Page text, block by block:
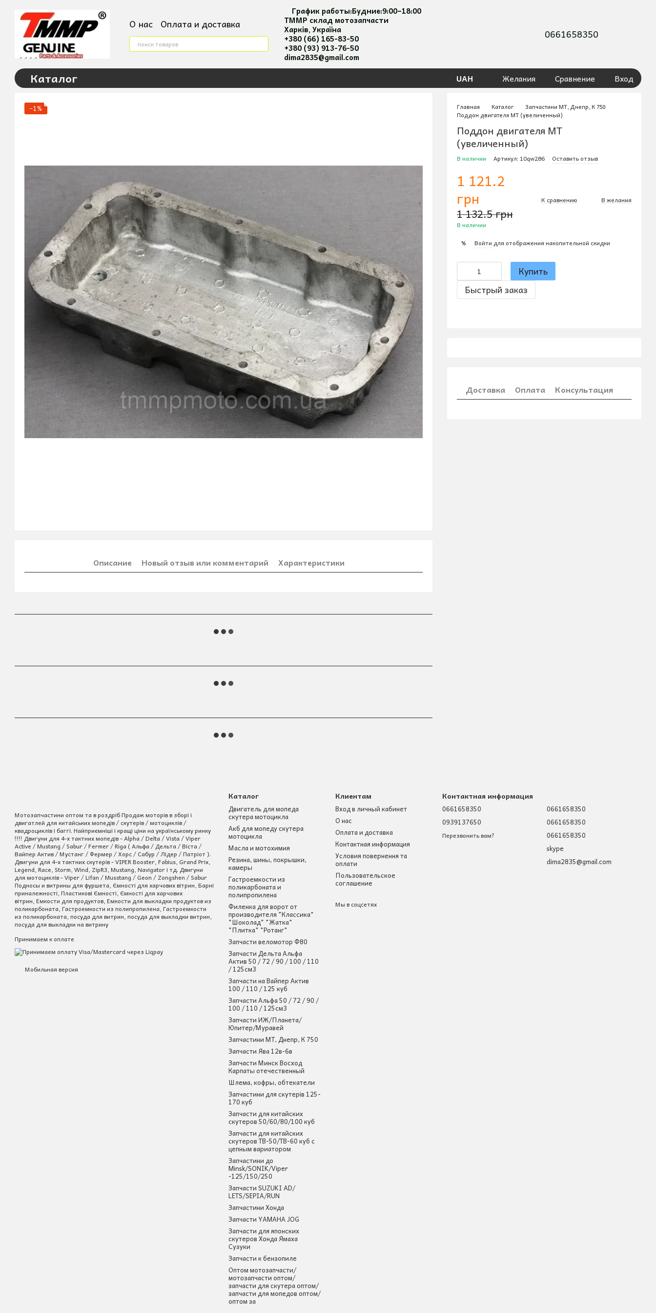
О нас Оплата и доставка
Контактная информация
Условия повернення та оплати
Пользовательское соглашение
График работы:Будние:9:00–18:00
ТММР склад мотозапчасти
Харків, Україна
+380 (66) 165-83-50
+380 (93) 913-76-50
dima2835@gmail.com
0661658350
Каталог UAH Желания Сравнение Вход
Главная Каталог
Запчастини МТ, Днепр, К 750
Поддон двигателя МТ (увеличенный)
Поддон двигателя МТ
(увеличенный)
В наличии Артикул: 10qw286 Оставить отзыв
1 121.2
грн
1 132.5 грн
В наличии
К сравнению В желания
% Войти для отображения накопительной скидки
Купить
Быстрый заказ
Доставка Оплата Консультация
−1%
Описание Новый отзыв или комментарий Характеристики
Мотозапчастини оптом та в роздріб Продаж моторів в зборі і
двигатлей для китайських мопедів / скутерів / мотоциклів /
квадроциклів і баггі. Найприємніші і кращі ціни на українському ринку
!!!! Двигуни для 4-х тактних мопедів - Alpha / Delta / Vista / Viper
Active / Mustang / Sabur / Fermer / Riga ( Альфа / Дельта / Віста /
Вайпер Актив / Мустанг / Фермер / Хорс / Сабур / Лідер / Патріот ).
Двигуни для 4-х тактних скутерів - VIPER Booster, Fabius, Grand Prix,
Legend, Race, Storm, Wind, ZipR3, Mustang, Navigator і тд. Двигуни
для мотоциклів - Viper / Lifan / Musstang / Geon / Zongshen / Sabur
Подносы и витрины для фуршета, Ємності для харчових вітрин, Барні
приналежності, Пластикові Ємності, Ємності для харчових
вітрин, Емкости для продуктов, Емкости для выкладки продуктов из
поликарбоната, Гастроемкости из полипропилена, Гастроемкости
из поликарбоната, посуда для витрин, посуда для выкладки витрин,
посуда для выкладки на витрину
Принимаем к оплате
Мобильная версия
Каталог
Двигатель для мопеда
скутера мотоцикла
Акб для мопеду скутера
мотоцикла
Масла и мотохимия
Резина, шины, покрышки,
камеры
Гастроемкости из
поликарбоната и
полипропилена
Филенка для ворот от
производителя "Классика"
"Шоколад" "Жатка"
"Плитка" "Ротанг"
Запчасти веломотор Ф80
Запчасти Дельта Альфа
Актив 50 / 72 / 90 / 100 / 110
/ 125см3
Запчасти на Вайпер Актив
100 / 110 / 125 куб
Запчасти Альфа 50 / 72 / 90 /
100 / 110 / 125см3
Запчасти ИЖ/Планета/
Юпитер/Муравей
Запчастини МТ, Днепр, К 750
Запчасти Ява 12в-6в
Запчасти Минск Восход
Карпаты отечественный
Шлема, кофры, обтекатели
Запчастини для скутерів 125-
170 куб
Запчасти для китайских
скутеров 50/60/80/100 куб
Запчасти для китайских
скутеров ТВ-50/ТВ-60 куб с
цепным вариатором
Запчастини до
Minsk/SONIK/Viper
-125/150/250
Запчасти SUZUKI AD/
LETS/SEPIA/RUN
Запчастини Хонда
Запчасти YAMAHA JOG
Запчасти для японских
скутеров Хонда Ямаха
Сузуки
Запчасти к бензопиле
Оптом мотозапчасти/
мотозапчасти оптом/
запчасти для скутера оптом/
запчасти для мопедов оптом/
оптом за
Клиентам
Вход в личный кабинет
О нас
Оплата и доставка
Контактная информация
Условия повернення та
оплати
Пользовательское
соглашение
Мы в соцсетях
Контактная информация
0661658350
0939137650
Перезвонить вам?
0661658350
0661658350
0661658350
skype
dima2835@gmail.com